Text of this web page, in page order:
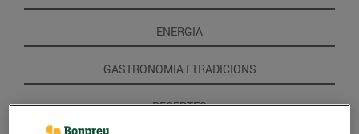
ENERGIA
GASTRONOMIA I TRADICIONS
RECEPTES